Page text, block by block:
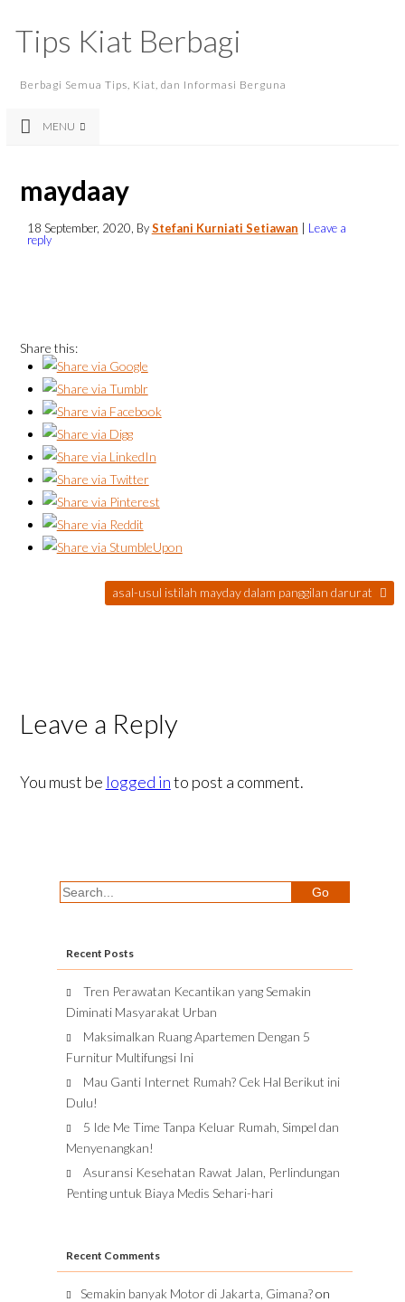
Tips Kiat Berbagi
Berbagi Semua Tips, Kiat, dan Informasi Berguna
MENU
maydaay
18 September, 2020 , ByStefani Kurniati Setiawan
Leave a
reply
Share this:
asal-usul istilah mayday dalam panggilan darurat
Leave a Reply
You must be logged into post a comment.
Recent Posts
Tren Perawatan Kecantikan yang Semakin
Diminati Masyarakat Urban
Maksimalkan Ruang Apartemen Dengan 5
Furnitur Multifungsi Ini
Mau Ganti Internet Rumah? Cek Hal Berikut ini
Dulu!
5 Ide Me Time Tanpa Keluar Rumah, Simpel dan
Menyenangkan!
Asuransi Kesehatan Rawat Jalan, Perlindungan
Penting untuk Biaya Medis Sehari-hari
Recent Comments
Semakin banyak Motor di Jakarta, Gimana?on